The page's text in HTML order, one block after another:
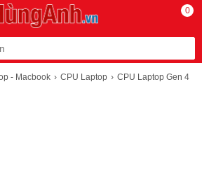
0
- Macbook CPU Laptop CPU Laptop Gen 4